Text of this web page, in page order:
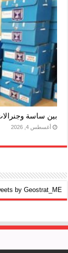
بين ساسة
أغسطس 4, 2026
by Geostrat_ME